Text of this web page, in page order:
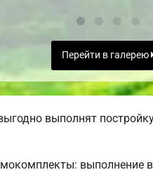
Перейти в галерею
выполнят
выполнение